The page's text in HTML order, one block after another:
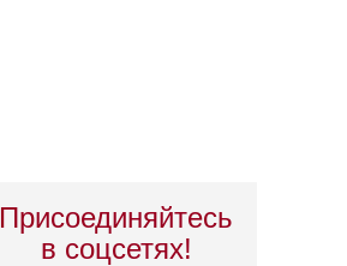
Присоединяйтесь
в соцсетях!